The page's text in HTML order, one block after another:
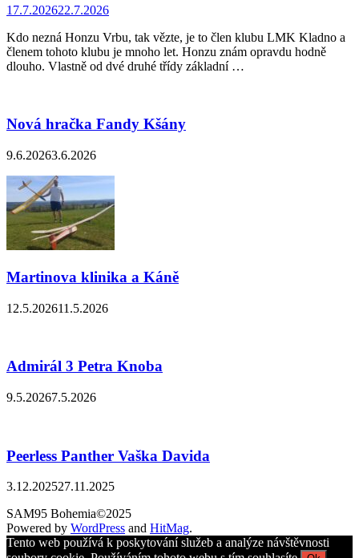
17.7.202622.7.2026
Kdo nezná Honzu Vrbu, tak vězte, je to člen klubu LMK Kladno a
členem tohoto klubu je mnoho let. Honzu znám opravdu hodně
dlouho. Vlastně od dvé druhé třídy základní …
Nová hračka Fandy Kšány
9.6.20263.6.2026
Martinova klinika a Káně
12.5.202611.5.2026
Admirál 3 Petra Knoba
9.5.20267.5.2026
Peerless Panther Vaška Davida
3.12.202527.11.2025
SAM95 Bohemia©2025
Powered by WordPress and HitMag.
Tento web používá k poskytování služeb a analýze návštěvnosti